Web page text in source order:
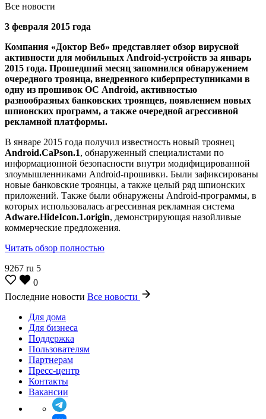
Все новости
3 февраля 2015 года
Компания «Доктор Веб» представляет обзор вирусной
активности для мобильных Android-устройств за январь
2015 года. Прошедший месяц запомнился обнаружением
очередного троянца, внедренного киберпреступниками в
одну из прошивок ОС Android, активностью
разнообразных банковских троянцев, появлением новых
шпионских программ, а также очередной агрессивной
рекламной платформы.
В январе 2015 года получил известность новый троянец
Android.CaPson.1, обнаруженный специалистами по
информационной безопасности внутри модифицированной
злоумышленниками Android-прошивки. Были зафиксированы
новые банковские троянцы, а также целый ряд шпионских
приложений. Также были обнаружены Android-программы, в
которых использовалась агрессивная рекламная система
Adware.HideIcon.1.origin, демонстрирующая назойливые
коммерческие предложения.
Читать обзор полностью
9267 ru 5
0
Последние новости Все новости
Для дома
Для бизнеса
Поддержка
Пользователям
Партнерам
Пресс-центр
Контакты
Вакансии